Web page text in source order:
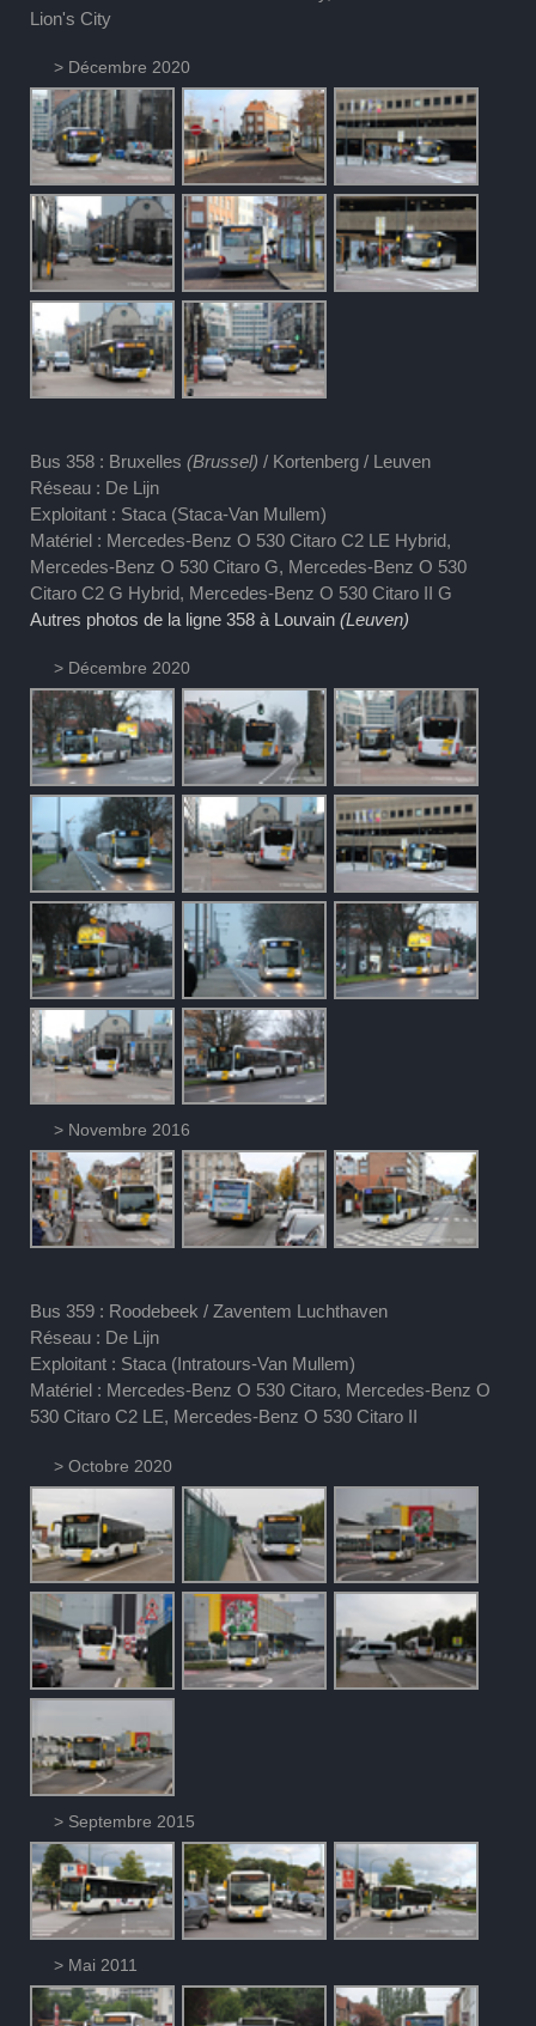
Lion's City
> Décembre 2020
Bus 358 : Bruxelles (Brussel) / Kortenberg / Leuven
Réseau : De Lijn
Exploitant : Staca (Staca-Van Mullem)
Matériel : Mercedes-Benz O 530 Citaro C2 LE Hybrid,
Mercedes-Benz O 530 Citaro G, Mercedes-Benz O 530
Citaro C2 G Hybrid, Mercedes-Benz O 530 Citaro II G
Autres photos de la ligne 358 à Louvain (Leuven)
> Décembre 2020
> Novembre 2016
Bus 359 : Roodebeek / Zaventem Luchthaven
Réseau : De Lijn
Exploitant : Staca (Intratours-Van Mullem)
Matériel : Mercedes-Benz O 530 Citaro, Mercedes-Benz O
530 Citaro C2 LE, Mercedes-Benz O 530 Citaro II
> Octobre 2020
> Septembre 2015
> Mai 2011